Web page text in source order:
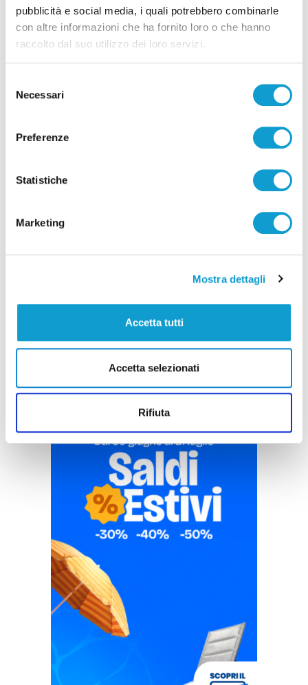
pubblicità e social media, i quali potrebbero combinarle
con altre informazioni che ha fornito loro o che hanno
raccolto dal suo utilizzo dei loro servizi.
delNecessari
Preferenze
Statistiche
Marketing
Mostra dettagli
Accetta tutti
Accetta selezionati
Rifiuta
cautelari, tra cui 2 ad Ascoli Piceno